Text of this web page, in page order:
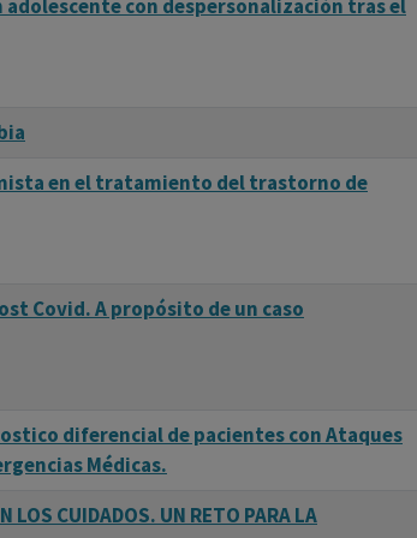
genéticos, y ambientales juegan un papel
predisposición genética, cambios en la función
al estrés o propensos a emociones
de pánico generalmente incluye terapia
La terapia cognitivo-conductual (TCC) es
estrategias para enfrentar y reducir los
también pueden ser útiles.En cuanto a la
ser recetados para ayudar a controlar los
de autocuidado que pueden ayudar a
con despersonalización tras el
en el tratamiento del trastorno de
Covid. A propósito de un caso
diferencial de pacientes con Ataques
Médicas.
LOS CUIDADOS. UN RETO PARA LA